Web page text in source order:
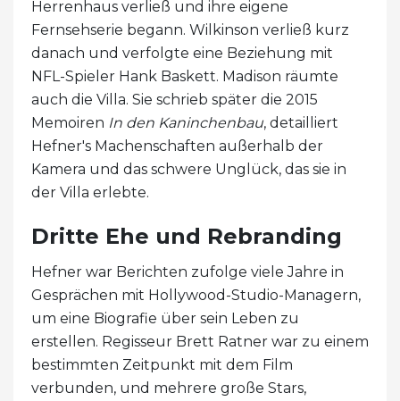
Herrenhaus verließ und ihre eigene
Fernsehserie begann. Wilkinson verließ kurz
danach und verfolgte eine Beziehung mit
NFL-Spieler Hank Baskett. Madison räumte
auch die Villa. Sie schrieb später die 2015
Memoiren In den Kaninchenbau, detailliert
Hefner's Machenschaften außerhalb der
Kamera und das schwere Unglück, das sie in
der Villa erlebte.
Dritte Ehe und Rebranding
Hefner war Berichten zufolge viele Jahre in
Gesprächen mit Hollywood-Studio-Managern,
um eine Biografie über sein Leben zu
erstellen. Regisseur Brett Ratner war zu einem
bestimmten Zeitpunkt mit dem Film
verbunden, und mehrere große Stars,